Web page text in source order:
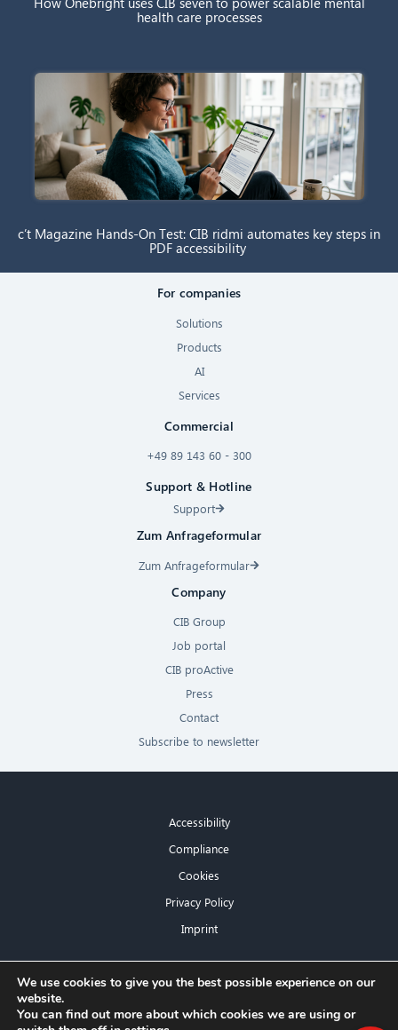
health care processes
c’t Magazine Hands-On Test: CIB ridmi automates key steps in
PDF accessibility
For companies
Solutions
Products
AI
Services
Commercial
+49 89 143 60 - 300
Support & Hotline
Support
Zum Anfrageformular
Zum Anfrageformular
Company
CIB Group
Job portal
CIB proActive
Press
Contact
Subscribe to newsletter
Accessibility
Compliance
Cookies
Privacy Policy
Imprint
We use cookies to give you the best possible experience on our
website.
You can find out more about which cookies we are using or